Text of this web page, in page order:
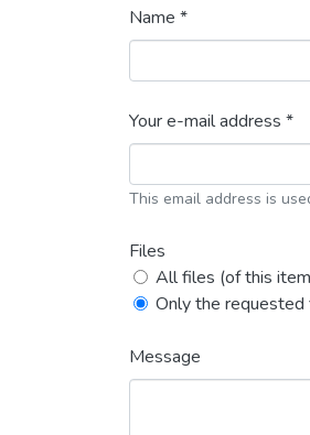
Name *
Your e-mail address *
This email address is
Files
All files (of this
Only the requested
Message